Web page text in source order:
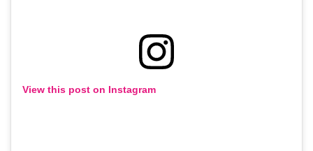
View this post on Instagram